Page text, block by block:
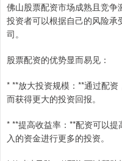
佛山股票配资市场成熟且竞争
投资者可以根据自己的风险
司。
股票配资的优势显而易见：
* **放大投资规模：**通过配
而获得更大的投资回报。
* **提高收益率：**配资可以
入的资金进行更多的投资。